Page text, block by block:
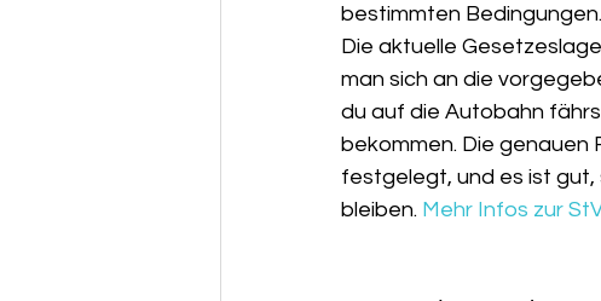
bestimmten
Die aktuelle
man sich an die
du auf die Autobahn
bekommen. Die genauen
festgelegt, und es ist gut,
bleiben. Mehr Infos zur